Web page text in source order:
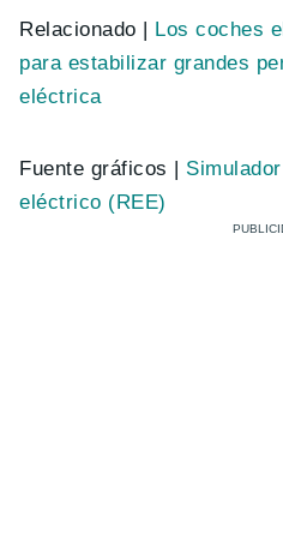
Relacionado | Los coches
para estabilizar grandes
eléctrica
Fuente gráficos |
eléctrico (REE)